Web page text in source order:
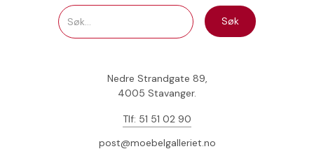
Nedre Strandgate 89,
4005 Stavanger.
Tlf: 51 51 02 90
post@moebelgalleriet.no